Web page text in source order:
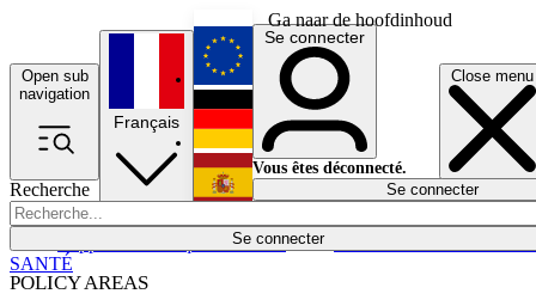
Ga naar de hoofdinhoud
Open sub
navigation
Close menu
Recherche
Se connecter
POLICY AREAS
Économie
Français
English
Deutsch
Español
Se connecter
Vous êtes déconnecté.
Se connecter
SANTÉ